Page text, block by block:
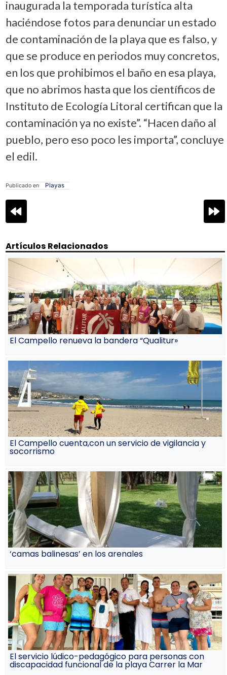
inaugurada la temporada turística alta
haciéndose fotos para denunciar un estado
de contaminación de la playa que es falso, y
que se produce en periodos muy concretos,
en los que prohibimos el baño en esa playa,
que no abrimos hasta que los científicos de
Instituto de Ecología Litoral certifican que la
contaminación ya no existe”. “Hacen daño al
pueblo, pero eso poco les importa”, concluye
el edil.
Publicado en Playas
Navegación
de
Artículos Relacionados
El Campello renueva la bandera “Qualitur»
El Campello cuenta,con un servicio de vigilancia y
socorrismo
‘camas balinesas’ en los arenales
El servicio lúdico-pedagógico para personas con
discapacidad funcional de la playa Carrer la Mar